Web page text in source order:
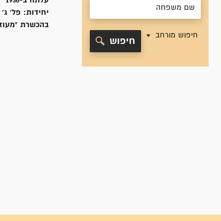
חיפוש מורחב
חיפוש
יחידות: פל' ג'
בהכשרת